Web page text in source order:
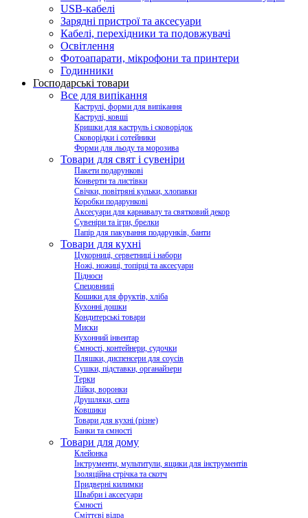
USB-кабелі
Зарядні пристрої та аксесуари
Кабелі, перехідники та подовжувачі
Освітлення
Фотоапарати, мікрофони та принтери
Годинники
Господарські товари
Все для випікання
Каструлі, форми для випікання
Каструлі, ковші
Кришки для каструль і сковорідок
Сковорідки і сотейники
Форми для льоду та морозива
Товари для свят і сувеніри
Пакети подарункові
Конверти та листівки
Свічки, повітряні кульки, хлопавки
Коробки подарункові
Аксесуари для карнавалу та святковий декор
Сувеніри та ігри, брелки
Папір для пакування подарунків, банти
Товари для кухні
Цукорниці, серветниці і набори
Ножі, ножиці, топірці та аксесуари
Підноси
Спецовниці
Кошики для фруктів, хліба
Кухонні дошки
Кондитерські товари
Миски
Кухонний інвентар
Ємності, контейнери, судочки
Пляшки, диспенсери для соусів
Сушки, підставки, органайзери
Терки
Лійки, воронки
Друшляки, сита
Ковшики
Товари для кухні (різне)
Банки та ємності
Товари для дому
Клейонка
Інструменти, мультитули, ящики для інструментів
Ізоляційна стрічка та скотч
Придверні килимки
Швабри і аксесуари
Ємності
Сміттєві відра